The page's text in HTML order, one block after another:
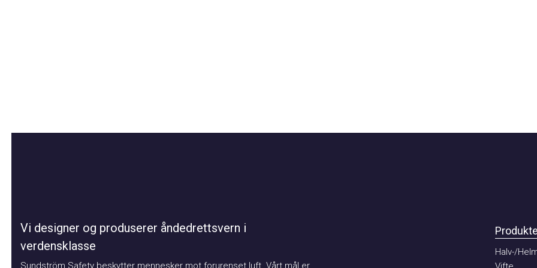
Vi designer og produserer åndedrettsvern i
verdensklasse
Sundström Safety beskytter mennesker mot forurenset luft. Vårt mål er
Produkter
Halv-/